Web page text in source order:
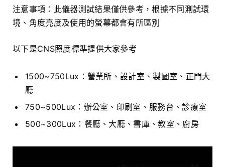
注意事項：此儀器測試結果僅供參考，根據不同測試環
境、角度亮度及使用的螢幕都會有所區別
以下是CNS照度標準提供大家參考
1500~750Lux：營業所、設計室、製圖室、正門大
廳
750~500Lux：辦公室、印刷室、服務台、診療室
500~300Lux：餐廳、大廳、書庫、教室、廚房